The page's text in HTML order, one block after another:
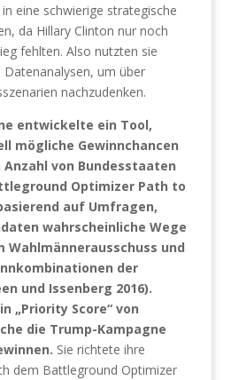
eine schwierige strategische
da Hillary Clinton nur noch
fehlten. Also nutzten sie
um über
nachzudenken.
entwickelte ein Tool,
mögliche Gewinnchancen
von Bundesstaaten
Optimizer Path to
auf Umfragen,
wahrscheinliche Wege
Wahlmännerausschuss und
der
und Issenberg 2016).
„Priority Score“ von
die Trump-Kampagne
Sie richtete ihre
dem Battleground Optimizer